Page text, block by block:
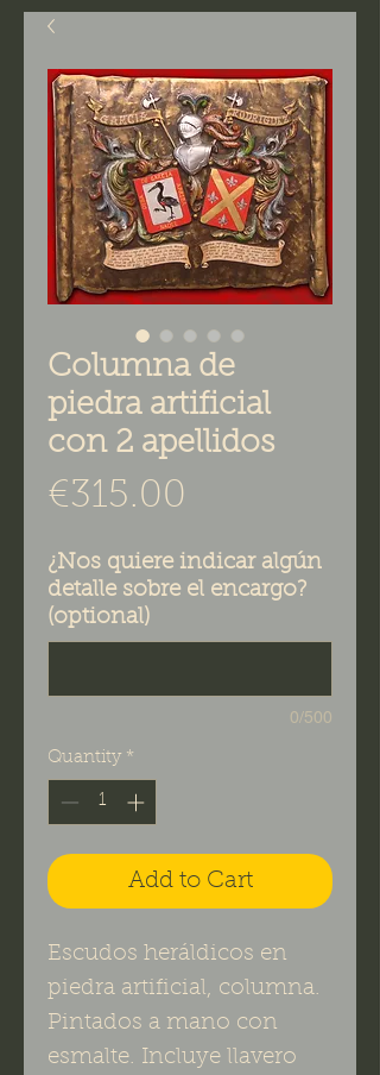
Columna de
piedra artificial
con 2 apellidos
€315.00
¿Nos quiere indicar algún
detalle sobre el encargo?
(optional)
0/500
Quantity *
Add to Cart
Escudos heráldicos en
piedra artificial, columna.
Pintados a mano con
esmalte. Incluye llavero